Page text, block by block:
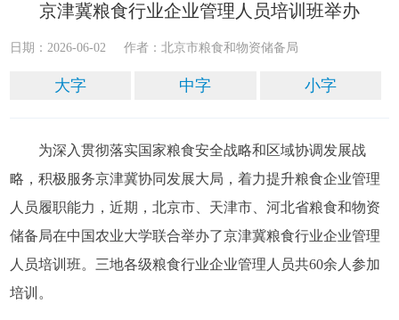
京津冀粮食行业企业管理人员培训班举办
日期：2026-06-02 作者：​北京市粮食和物资储备局
大字 中字 小字
为深入贯彻落实国家粮食安全战略和区域协调发展战
略，积极服务京津冀协同发展大局，着力提升粮食企业管理
人员履职能力，近期，北京市、天津市、河北省粮食和物资
储备局在中国农业大学联合举办了京津冀粮食行业企业管理
人员培训班。三地各级粮食行业企业管理人员共60余人参加
培训。